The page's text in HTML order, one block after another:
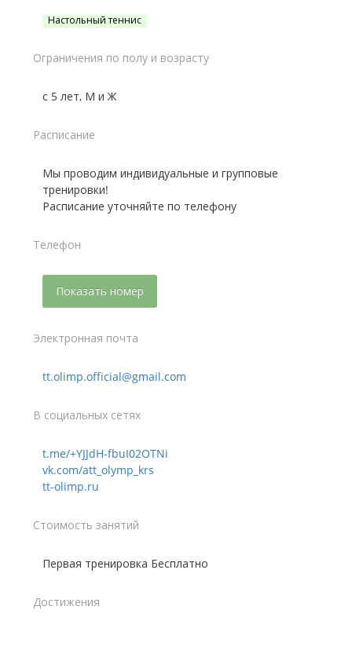
Настольный теннис
Ограничения по полу и возрасту
с 5 лет, М и Ж
Расписание
Мы проводим индивидуальные и групповые
тренировки!
Расписание уточняйте по телефону
Телефон
Показать номер
Электронная почта
tt.olimp.official@gmail.com
В социальных сетях
t.me/+YJJdH-fbuI02OTNi
vk.com/att_olymp_krs
tt-olimp.ru
Стоимость занятий
Первая тренировка Бесплатно
Достижения